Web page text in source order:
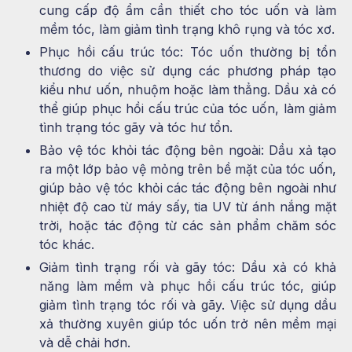
cung cấp độ ẩm cần thiết cho tóc uốn và làm
mềm tóc, làm giảm tình trạng khô rụng và tóc xơ.
Phục hồi cấu trúc tóc: Tóc uốn thường bị tổn
thương do việc sử dụng các phương pháp tạo
kiểu như uốn, nhuộm hoặc làm thẳng. Dầu xả có
thể giúp phục hồi cấu trúc của tóc uốn, làm giảm
tình trạng tóc gãy và tóc hư tổn.
Bảo vệ tóc khỏi tác động bên ngoài: Dầu xả tạo
ra một lớp bảo vệ mỏng trên bề mặt của tóc uốn,
giúp bảo vệ tóc khỏi các tác động bên ngoài như
nhiệt độ cao từ máy sấy, tia UV từ ánh nắng mặt
trời, hoặc tác động từ các sản phẩm chăm sóc
tóc khác.
Giảm tình trạng rối và gãy tóc: Dầu xả có khả
năng làm mềm và phục hồi cấu trúc tóc, giúp
giảm tình trạng tóc rối và gãy. Việc sử dụng dầu
xả thường xuyên giúp tóc uốn trở nên mềm mại
và dễ chải hơn.